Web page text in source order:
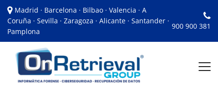
Madrid · Barcelona · Bilbao · Valencia · A
Coruña · Sevilla · Zaragoza · Alicante · Santander ·
Pamplona
900 900 381